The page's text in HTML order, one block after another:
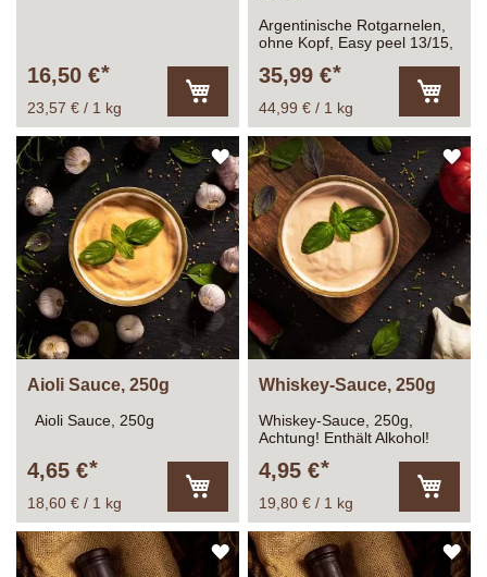
16,50 €
23,57 € / 1 kg
den
Warenkorb
Argentinische Rotgarnelen,
ohne Kopf, Easy peel 13/15,
1.000g Inhalt ca. 800g
35,99 €
44,99 € / 1 kg
den
ZUR
WUNSCHLISTE
HINZUFÜGEN
Aioli Sauce, 250g
Aioli Sauce, 250g
4,65 €
18,60 € / 1 kg
den
Warenkorb
Whiskey-Sauce, 250g
Whiskey-Sauce, 250g,
Achtung! Enthält Alkohol!
4,95 €
19,80 € / 1 kg
den
ZUR